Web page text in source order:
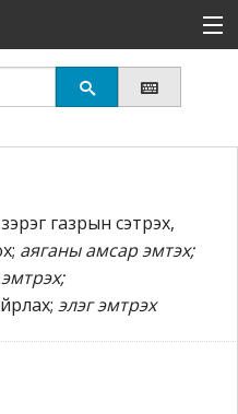
газрын сэтрэх,
аяганы амсар эмтэх;
элэг эмтрэх